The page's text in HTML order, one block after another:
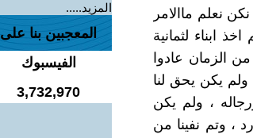
نعلم ماالامر
ابناء لثمانية
الزمان عادوا
ولم يكن يحق لنا
، ولم يكن
، وتم نفينا من
المزيد.....
المعجبين بنا على
الفيسبوك
3,732,970